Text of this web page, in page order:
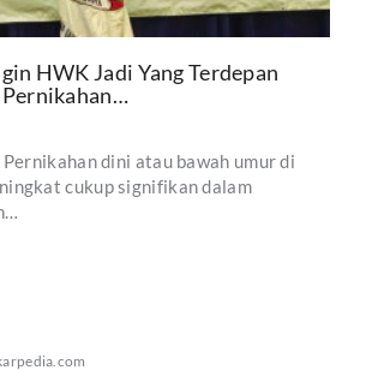
HWK Jadi Yang Terdepan
Pernikahan…
dini atau bawah umur di
cukup signifikan dalam